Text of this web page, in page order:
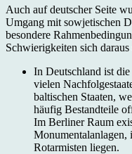
Auch auf deutscher Seite
Umgang mit sowjetischen
besondere
Schwierigkeiten sich daraus
In Deutschland ist
vielen
baltischen Staaten,
häufig Bestandteile
Im Berliner Raum
Monumental­anlagen,
Rotarmisten liegen.